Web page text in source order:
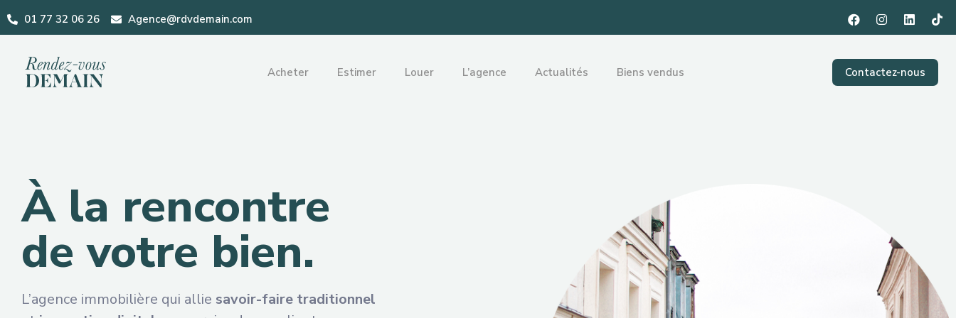
01 77 32 06 26 Agence@rdvdemain.com
Acheter Estimer Louer L’agence Actualités Biens vendus Contactez-nous
À la rencontre
de votre bien.
L’agence immobilière qui allie savoir-faire traditionnel